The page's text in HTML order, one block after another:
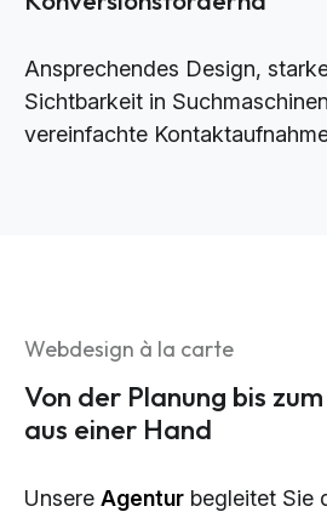
Ansprechendes Design,
Sichtbarkeit in
vereinfachte
Webdesign à la carte
Von der Planung bis
aus einer Hand
Unsere Agentur begleitet Sie